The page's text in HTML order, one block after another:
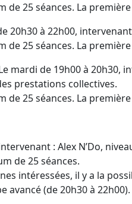
de 25 séances. La
20h30 à 22h00,
de 25 séances. La
mardi de 19h00 à 20h30,
prestations collectives.
de 25 séances. La
: Alex N’Do,
de 25 séances.
intéressées, il y a la
avancé (de 20h30 à 22h00).